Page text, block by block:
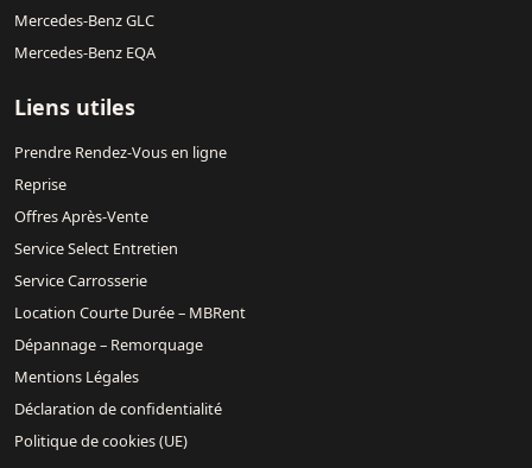
Mercedes-Benz GLC
Mercedes-Benz EQA
Liens utiles
Prendre Rendez-Vous en ligne
Reprise
Offres Après-Vente
Service Select Entretien
Service Carrosserie
Location Courte Durée – MBRent
Dépannage – Remorquage
Mentions Légales
Déclaration de confidentialité
Politique de cookies (UE)